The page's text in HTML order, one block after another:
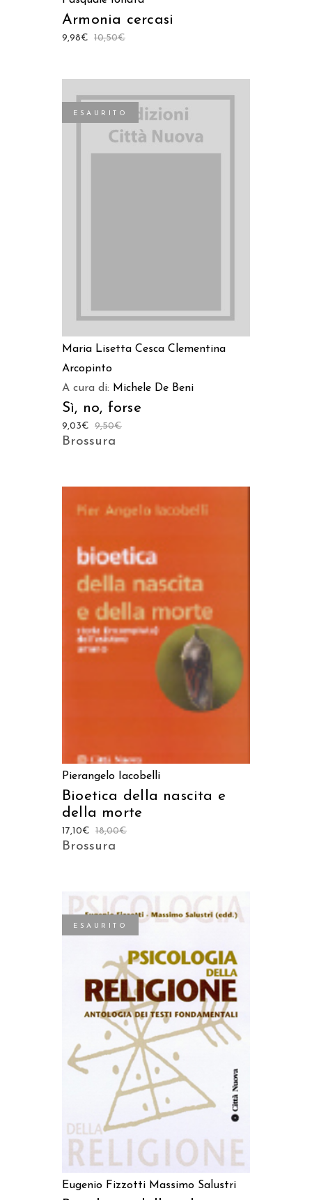
Armonia cercasi
10,50€
9,98€
ESAURITO
Maria Lisetta Cesca Clementina
Arcopinto
A cura di: Michele De Beni
Sì, no, forse
9,50€
9,03€
Brossura
AGGIUNGI AL CARRELLO
Pierangelo Iacobelli
Bioetica della nascita e
della morte
18,00€
17,10€
Brossura
ESAURITO
LEGGI TUTTO
Eugenio Fizzotti Massimo Salustri